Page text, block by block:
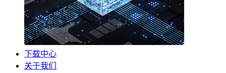
下载中心
关于我们